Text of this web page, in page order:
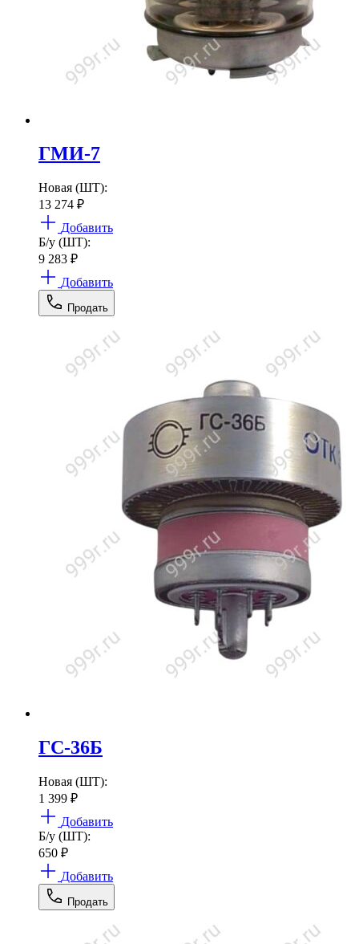
ГМИ-7
Новая (ШТ):
13 274 ₽
Добавить
Б/у (ШТ):
9 283 ₽
Добавить
Продать
ГС-36Б
Новая (ШТ):
1 399 ₽
Добавить
Б/у (ШТ):
650 ₽
Добавить
Продать